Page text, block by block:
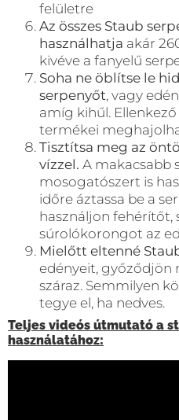
felületre
Az összes Staub
használhatja akár
kivéve a fanyelű
Soha ne öblítse le
serpenyőt, vagy
amíg kihűl.
termékei
Tisztítsa meg az
vízzel. A makacsabb
mosogatószert is
időre áztassa be a
használjon fehérítőt,
súrolókorongot az
Mielőtt eltenné
edényeit, győződjön
száraz. Semmilyen
tegye el, ha nedves.
Teljes videós útmutató a
használatához: